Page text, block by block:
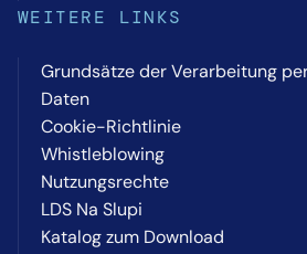
WEITERE LINKS
Grundsätze der Verarbeitung
Daten
Cookie-Richtlinie
Whistleblowing
Nutzungsrechte
LDS Na Slupi
Katalog zum Download